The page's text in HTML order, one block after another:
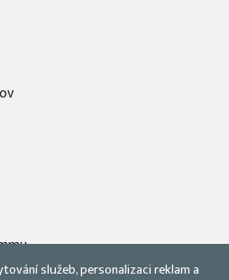
služeb, personalizaci reklam a